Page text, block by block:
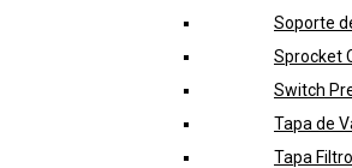
Soporte
Sprocket
Switch
Tapa de
Tapa